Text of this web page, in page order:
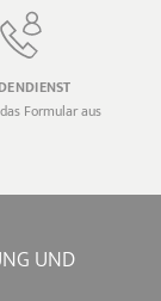
Formular aus
UND